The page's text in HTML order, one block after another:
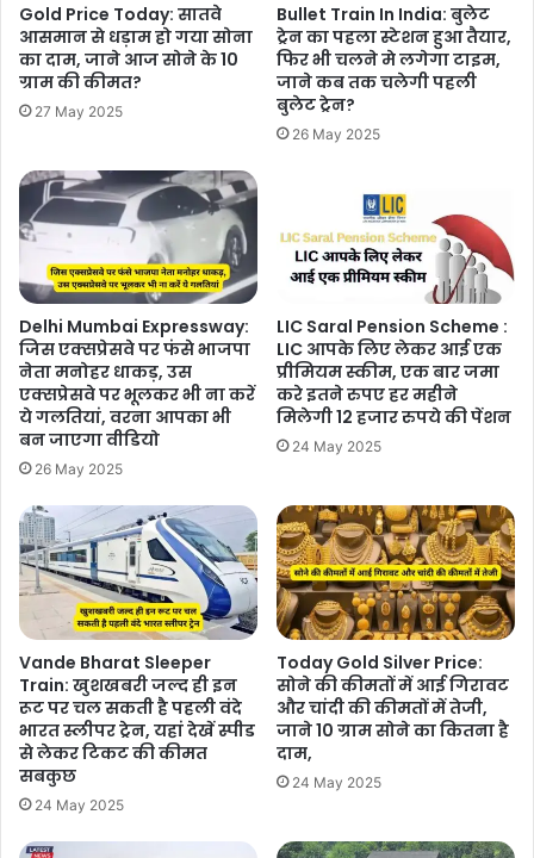
Gold Price Today: सातवे
आसमान से धड़ाम हो गया सोना
का दाम, जाने आज सोने के 10
ग्राम की कीमत?
27 May 2025
Bullet Train In India: बुलेट
ट्रेन का पहला स्टेशन हुआ तैयार,
फिर भी चलने मे लगेगा टाइम,
जाने कब तक चलेगी पहली
बुलेट ट्रेन?
26 May 2025
Delhi Mumbai Expressway:
जिस एक्सप्रेसवे पर फंसे भाजपा
नेता मनोहर धाकड़, उस
एक्सप्रेसवे पर भूलकर भी ना करें
ये गलतियां, वरना आपका भी
बन जाएगा वीडियो
26 May 2025
LIC Saral Pension Scheme :
LIC आपके लिए लेकर आई एक
प्रीमियम स्कीम, एक बार जमा
करे इतने रुपए हर महीने
मिलेगी 12 हजार रुपये की पेंशन
24 May 2025
Vande Bharat Sleeper
Train: खुशखबरी जल्द ही इन
रूट पर चल सकती है पहली वंदे
भारत स्लीपर ट्रेन, यहां देखें स्पीड
से लेकर टिकट की कीमत
सबकुछ
24 May 2025
Today Gold Silver Price:
सोने की कीमतों में आई गिरावट
और चांदी की कीमतों में तेजी,
जाने 10 ग्राम सोने का कितना है
दाम,
24 May 2025